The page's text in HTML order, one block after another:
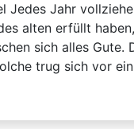
Jedes Jahr
alten erfüllt
sich alles
trug sich vor ein